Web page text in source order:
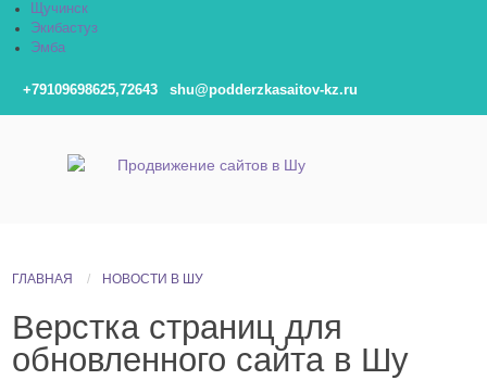
Щучинск
Экибастуз
Эмба
+79109698625,72643 shu@podderzkasaitov-kz.ru
ГЛАВНАЯ НОВОСТИ В ШУ
Верстка страниц для
обновленного сайта в Шу